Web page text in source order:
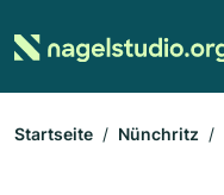
Startseite Nünchritz